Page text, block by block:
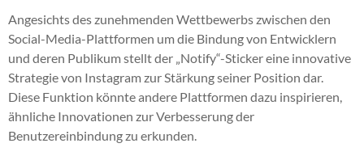
Angesichts des zunehmenden Wettbewerbs zwischen den
Social-Media-Plattformen um die Bindung von Entwicklern
und deren Publikum stellt der „Notify“-Sticker eine innovative
Strategie von Instagram zur Stärkung seiner Position dar.
Diese Funktion könnte andere Plattformen dazu inspirieren,
ähnliche Innovationen zur Verbesserung der
Benutzereinbindung zu erkunden.